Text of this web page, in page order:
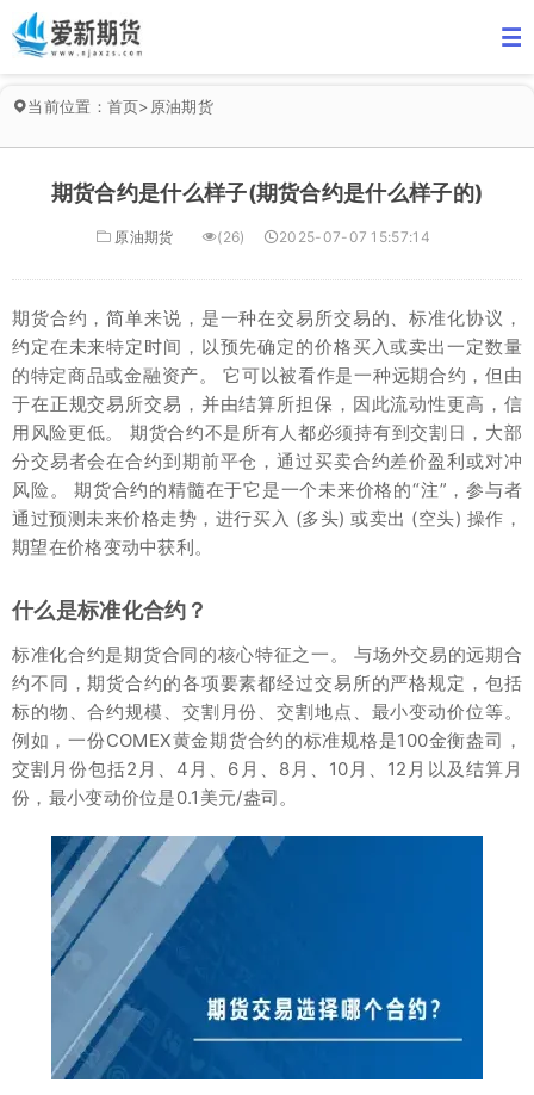
当前位置： 首页> 原油期货
期货合约是什么样子(期货合约是什么样子的)
原油期货 (26) 2025-07-07 15:57:14
期货合约，简单来说，是一种在交易所交易的、标准化协议，
约定在未来特定时间，以预先确定的价格买入或卖出一定数量
的特定商品或金融资产。 它可以被看作是一种远期合约，但由
于在正规交易所交易，并由结算所担保，因此流动性更高，信
用风险更低。 期货合约不是所有人都必须持有到交割日，大部
分交易者会在合约到期前平仓，通过买卖合约差价盈利或对冲
风险。 期货合约的精髓在于它是一个未来价格的“注”，参与者
通过预测未来价格走势，进行买入 (多头) 或卖出 (空头) 操作，
期望在价格变动中获利。
什么是标准化合约？
标准化合约是期货合同的核心特征之一。 与场外交易的远期合
约不同，期货合约的各项要素都经过交易所的严格规定，包括
标的物、合约规模、交割月份、交割地点、最小变动价位等。
例如，一份COMEX黄金期货合约的标准规格是100金衡盎司，
交割月份包括2月、4月、6月、8月、10月、12月以及结算月
份，最小变动价位是0.1美元/盎司。